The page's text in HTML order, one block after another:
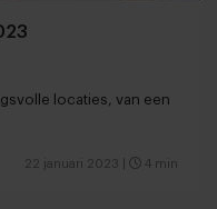
locaties, van een
22 januari 2023 4 min